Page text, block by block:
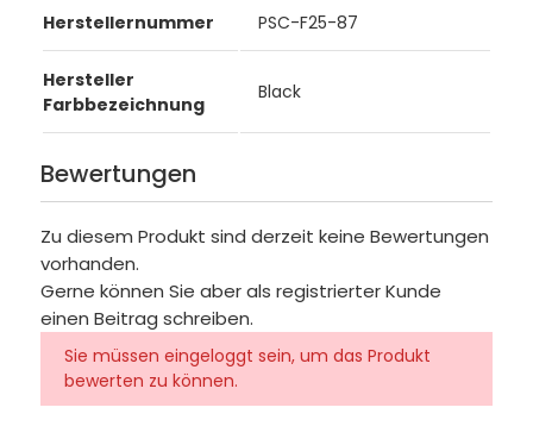
Herstellernummer PSC-F25-87
Hersteller
Farbbezeichnung
Black
Bewertungen
Zu diesem Produkt sind derzeit keine Bewertungen
vorhanden.
Gerne können Sie aber als registrierter Kunde
einen Beitrag schreiben.
Sie müssen eingeloggt sein, um das Produkt
bewerten zu können.